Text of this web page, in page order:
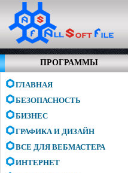
ПРОГРАММЫ
ГЛАВНАЯ
БЕЗОПАСНОСТЬ
БИЗНЕС
ГРАФИКА И ДИЗАЙН
ВСЕ ДЛЯ ВЕБМАСТЕРА
ИНТЕРНЕТ